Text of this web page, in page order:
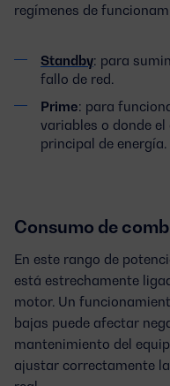
regímenes de
Standby: para
fallo de red.
Prime: para
variables o donde
principal de energía.
Consumo de
En este rango de
está estrechamente
motor. Un
bajas puede afectar
mantenimiento del
ajustar correctamente